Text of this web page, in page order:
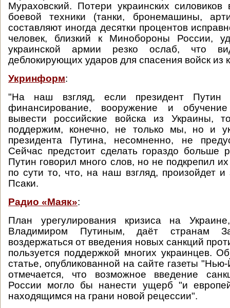
Мураховский. Потери украинских
боевой техники (танки, бронемашины,
составляют иногда десятки процентов
человек, близкий к Минобороны России,
украинской армии резко ослаб, что
деблокирующих ударов для спасения войск из
Укринформ:
"На наш взгляд, если президент Путин
финансирование, вооружение и
вывести российские войска из Украины,
поддержим, конечно, не только мы, но и
президента Путина, несомненно, не
Сейчас предстоит сделать гораздо больше
Путин говорил много слов, но не подкрепил
по сути то, что, на наш взгляд, произойдет и
Псаки.
Радио «Маяк»:
План урегулирования кризиса на
Владимиром Путиным, даёт странам
воздержаться от введения новых санкций
пользуется поддержкой многих украинцев.
статье, опубликованной на сайте газеты
отмечается, что возможное введение
России могло бы нанести ущерб "и
находящимся на грани новой рецессии".